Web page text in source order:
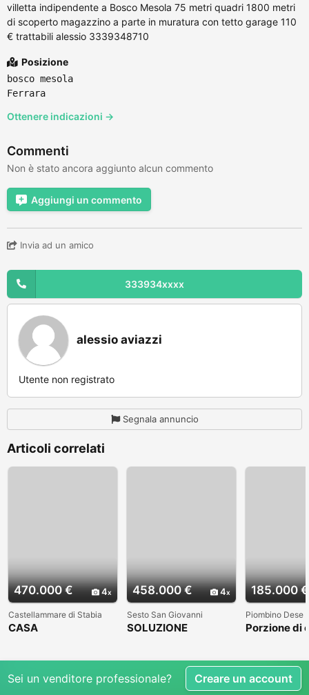
villetta indipendente a Bosco Mesola 75 metri quadri 1800 metri
di scoperto magazzino a parte in muratura con tetto garage 110
€ trattabili alessio 3339348710
Posizione
bosco mesola
Ferrara
Ottenere indicazioni →
Commenti
Non è stato ancora aggiunto alcun commento
Aggiungi un commento
Invia ad un amico
333934xxxx
alessio aviazzi
Utente non registrato
Segnala annuncio
Articoli correlati
470.000 € 4
Castellammare di Stabia
CASA
STABIA
458.000 € 4
Sesto San Giovanni
SOLUZIONE
RIST
185.000 €
Piombino Dese
Porzione di
Sei un venditore professionale? Creare un account